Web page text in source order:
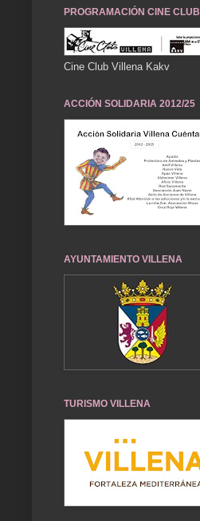
PROGRAMACIÓN CINE CLUB
Cine Club Villena Kakv
ACCIÓN SOLIDARIA 2012/25
AYUNTAMIENTO VILLENA
TURISMO VILLENA